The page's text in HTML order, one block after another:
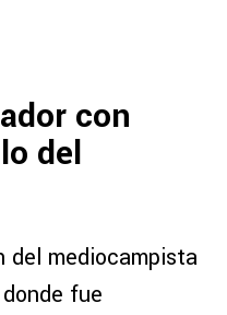
con
del
del mediocampista
fue